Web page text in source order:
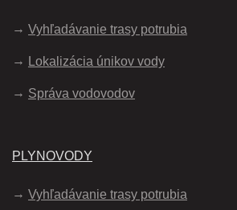
Vyhľadávanie trasy potrubia
Lokalizácia únikov vody
Správa vodovodov
PLYNOVODY
Vyhľadávanie trasy potrubia